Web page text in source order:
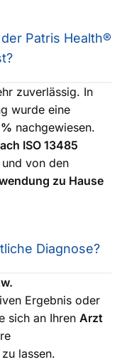
Patris Health®
zuverlässig. In
wurde eine
nachgewiesen.
ISO 13485
und von den
zu Hause
Diagnose?
Ergebnis oder
sich an Ihren Arzt
lassen.